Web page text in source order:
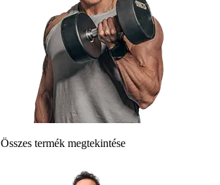
Összes termék megtekintése